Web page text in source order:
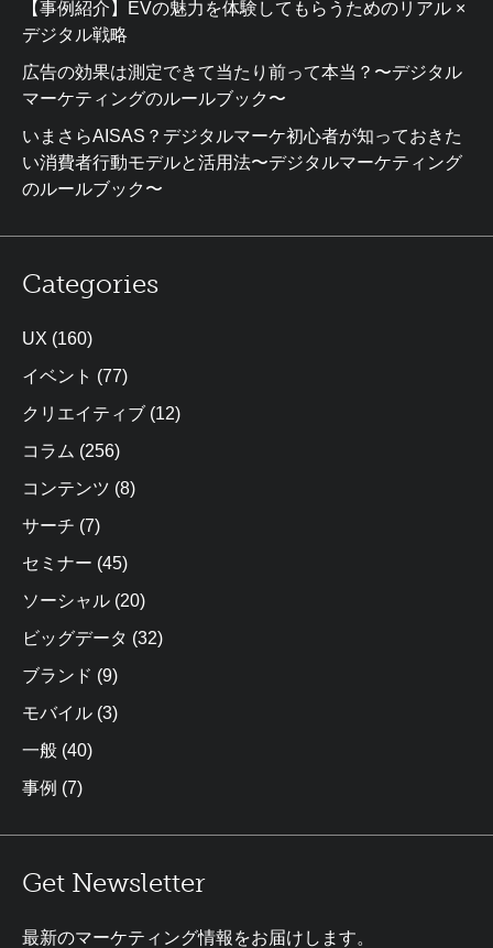
【事例紹介】EVの魅力を体験してもらうためのリアル ×
デジタル戦略
広告の効果は測定できて当たり前って本当？〜デジタル
マーケティングのルールブック〜
いまさらAISAS？デジタルマーケ初心者が知っておきた
い消費者行動モデルと活用法〜デジタルマーケティング
のルールブック〜
Categories
UX (160)
イベント (77)
クリエイティブ (12)
コラム (256)
コンテンツ (8)
サーチ (7)
セミナー (45)
ソーシャル (20)
ビッグデータ (32)
ブランド (9)
モバイル (3)
一般 (40)
事例 (7)
Get Newsletter
最新のマーケティング情報をお届けします。